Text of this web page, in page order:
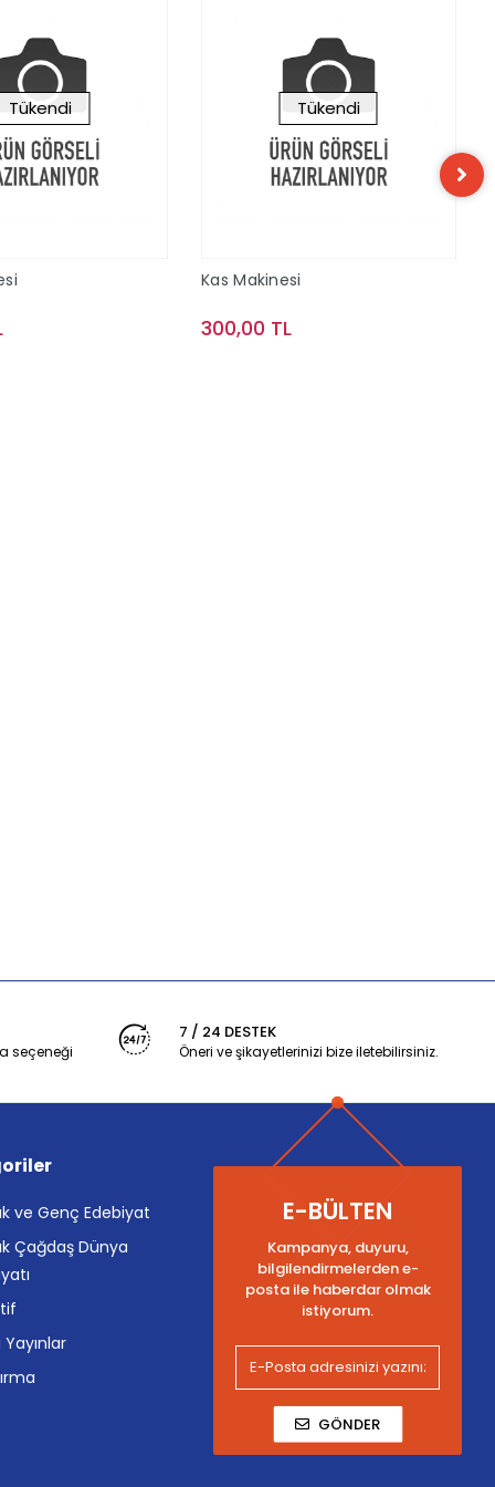
Tükendi Tükendi
Kas Makinesi
300,00 TL
seçeneği
7 / 24 DESTEK
Öneri ve şikayetlerinizi bize iletebilirsiniz.
ve Genç Edebiyat
Çağdaş Dünya
Yayınlar
E-BÜLTEN
Kampanya, duyuru,
bilgilendirmelerden e-
posta ile haberdar olmak
istiyorum.
GÖNDER